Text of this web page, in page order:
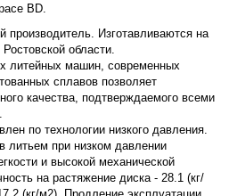
BD.
производитель. Изготавливаются на
области.
литейных машин, современных
сплавов позволяет
качества, подтверждаемого всеми
по технологии низкого давления.
литьем при низком давлении
и высокой механической
на растяжение диска - 28.1 (кг/